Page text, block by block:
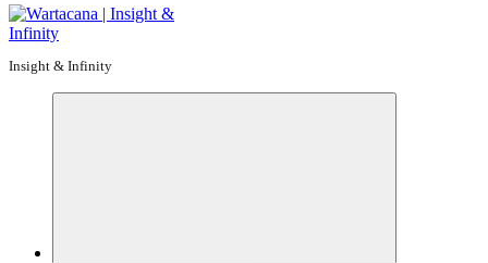
Insight & Infinity